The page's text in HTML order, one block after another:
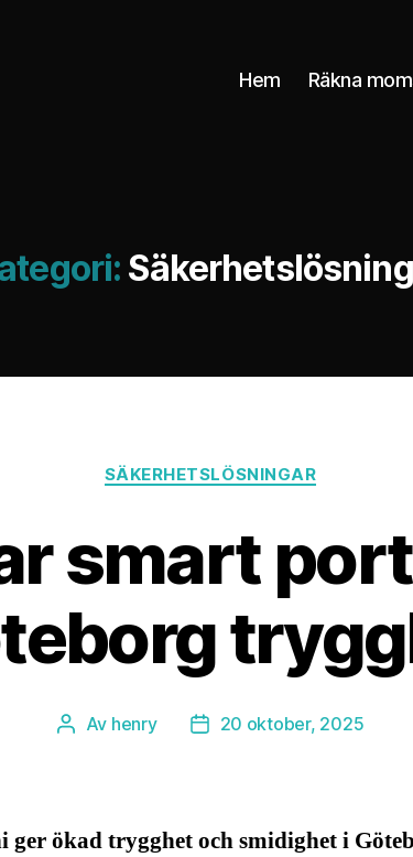
Hem Räkna
Kategorier
SÄKERHETSLÖSNINGAR
smart
Inläggsförfattare
Av henry Inläggsdatum
20 oktober, 2025
ger ökad trygghet och smidighet i